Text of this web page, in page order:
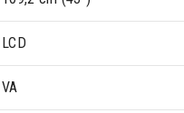
LCD
VA